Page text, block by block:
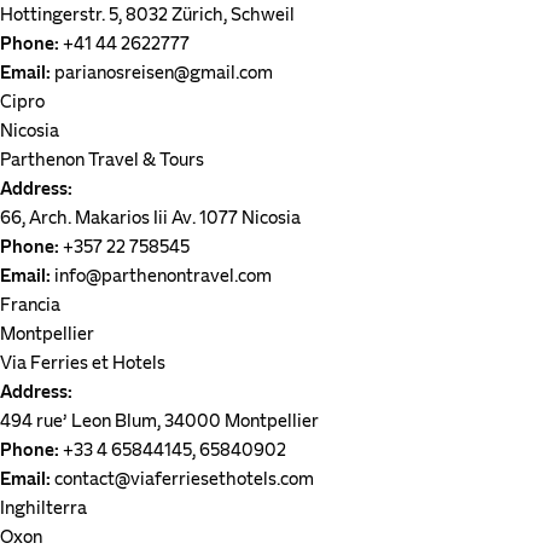
Hottingerstr. 5, 8032 Zürich, Schweil
Phone: +41 44 2622777
Email: parianosreisen@gmail.com
Cipro
Nicosia
Parthenon Travel & Tours
Address:
66, Arch. Makarios Iii Av. 1077 Nicosia
Phone: +357 22 758545
Email: info@parthenontravel.com
Francia
Montpellier
Via Ferries et Hotels
Address:
494 rue’ Leon Blum, 34000 Montpellier
Phone: +33 4 65844145, 65840902
Email: contact@viaferriesethotels.com
Inghilterra
Oxon